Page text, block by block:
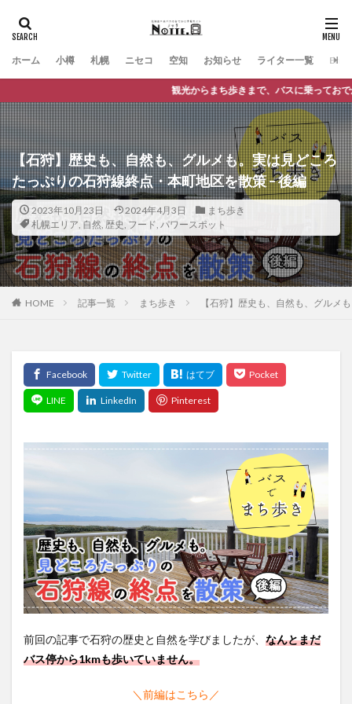
ホーム 小樽 札幌 ニセコ 空知 お知らせ ライター一覧
観光からまち歩きまで、バスに乗っておでかけが楽しくなる観光情報サイト
【石狩】歴史も、自然も、グルメも。実は見どころ
たっぷりの石狩線終点・本町地区を散策 – 後編
2023年10月23日 2024年4月3日
まち歩き
札幌エリア, 自然, 歴史, フード, パワースポット
HOME 記事一覧 まち歩き 【石狩】歴史も、自然も、グルメ
前回の記事で石狩の歴史と自然を学びましたが、 なんとまだ
バス停から1kmも歩いていません。
＼前編はこちら／